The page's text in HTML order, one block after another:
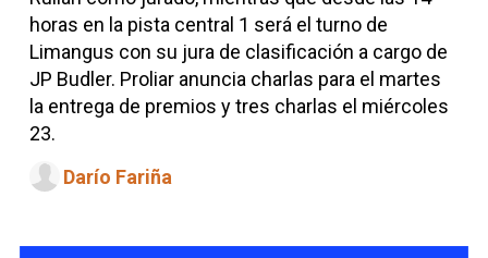
horas en la pista central 1 será el turno de
Limangus con su jura de clasificación a cargo de
JP Budler. Proliar anuncia charlas para el martes
la entrega de premios y tres charlas el miércoles
23.
Darío Fariña